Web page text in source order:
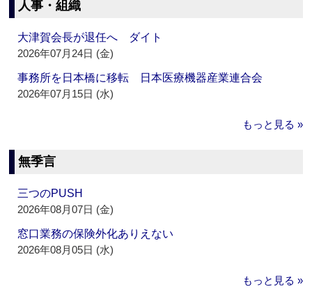
人事・組織
大津賀会長が退任へ ダイト
2026年07月24日 (金)
事務所を日本橋に移転 日本医療機器産業連合会
2026年07月15日 (水)
もっと見る »
無季言
三つのPUSH
2026年08月07日 (金)
窓口業務の保険外化ありえない
2026年08月05日 (水)
もっと見る »